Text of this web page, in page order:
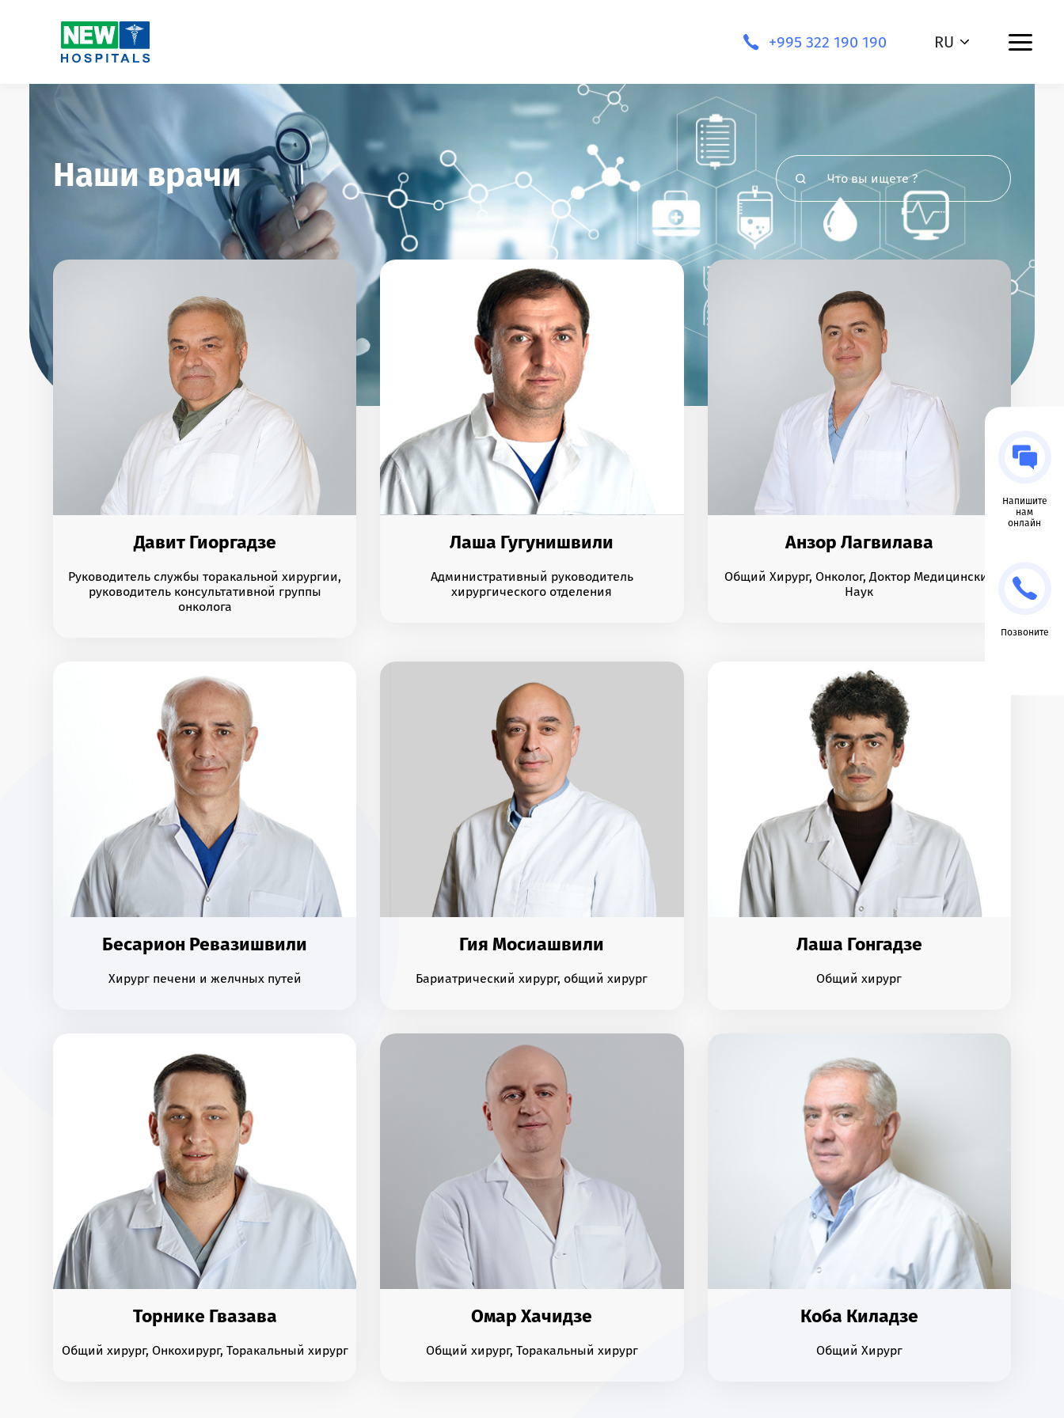
+995 322 190 190 RU
Напишите
нам
онлайн
Позвоните
Наши врачи
Давит Гиоргадзе
Руководитель службы торакальной хирургии,
руководитель консультативной группы
онколога
Лаша Гугунишвили
Административный руководитель
хирургического отделения
Анзор Лагвилава
Общий Хирург, Онколог, Доктор Медицинских
Наук
Бесарион Ревазишвили
Хирург печени и желчных путей
Гия Мосиашвили
Бариатрический хирург, общий хирург
Лаша Гонгадзе
Общий хирург
Торнике Гвазава
Общий хирург, Онкохирург, Торакальный хирург
Омар Хачидзе
Общий хирург, Торакальный хирург
Коба Киладзе
Общий Хирург